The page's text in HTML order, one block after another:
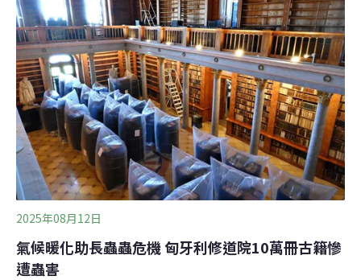
2025年08月12日
氣候暖化助長蟲蟲危機 匈牙利修道院10萬冊古籍慘
遭蟲害